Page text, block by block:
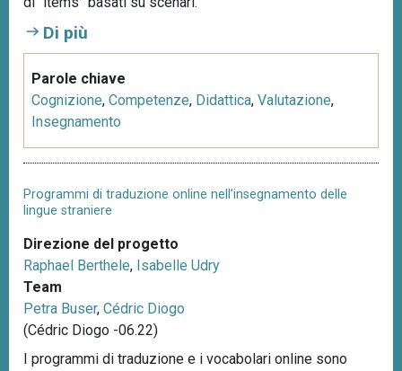
Di più
Parole chiave
Cognizione, Competenze, Didattica, Valutazione,
Insegnamento
Programmi di traduzione online nell’insegnamento delle
lingue straniere
Direzione del progetto
Raphael Berthele, Isabelle Udry
Team
Petra Buser, Cédric Diogo
(Cédric Diogo -06.22)
I programmi di traduzione e i vocabolari online sono